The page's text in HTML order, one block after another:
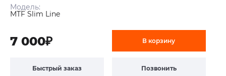
Модель:
MTF Slim Line
7 000₽ В корзину
Быстрый заказ Позвонить